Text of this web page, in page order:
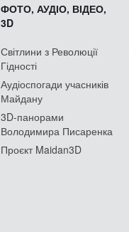
ФОТО, АУДІО, ВІДЕО,
3D
Світлини з Революції
Гідності
Аудіоспогади учасників
Майдану
3D-панорами
Володимира Писаренка
Проєкт Maidan3D